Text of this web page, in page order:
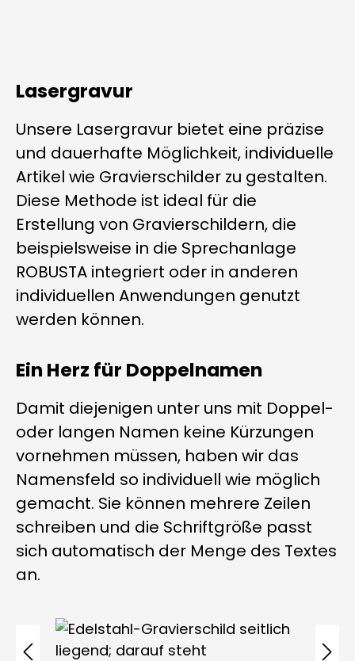
Lasergravur
Unsere Lasergravur bietet eine präzise
und dauerhafte Möglichkeit, individuelle
Artikel wie Gravierschilder zu gestalten.
Diese Methode ist ideal für die
Erstellung von Gravierschildern, die
beispielsweise in die Sprechanlage
ROBUSTA integriert oder in anderen
individuellen Anwendungen genutzt
werden können.
Ein Herz für Doppelnamen
Damit diejenigen unter uns mit Doppel-
oder langen Namen keine Kürzungen
vornehmen müssen, haben wir das
Namensfeld so individuell wie möglich
gemacht. Sie können mehrere Zeilen
schreiben und die Schriftgröße passt
sich automatisch der Menge des Textes
an.
Bildergalerie überspringen